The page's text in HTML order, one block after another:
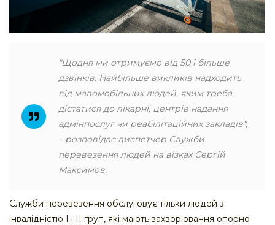
"Щодня ми отримуємо від 50 і більше
дзвінків. Найбільше викликів надходить
від маломобільних людей, яким треба
дістатися до лікарні, центрів надання
адмінпослуг чи реабілітаційних закладів",
– розповідає диспетчер Служби
перевезення людей на візках Сергій
Максимов.
Служби перевезення обслуговує тільки людей з
інвалідністю I і II груп, які мають захворювання опорно-